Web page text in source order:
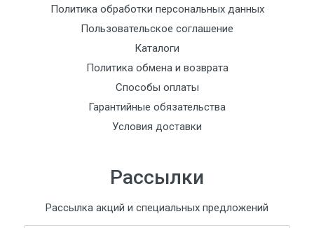
Политика обработки персональных данных
Пользовательское соглашение
Каталоги
Политика обмена и возврата
Способы оплаты
Гарантийные обязательства
Условия доставки
Рассылки
Рассылка акций и специальных предложений